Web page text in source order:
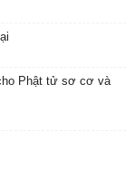
Phật tử sơ cơ và